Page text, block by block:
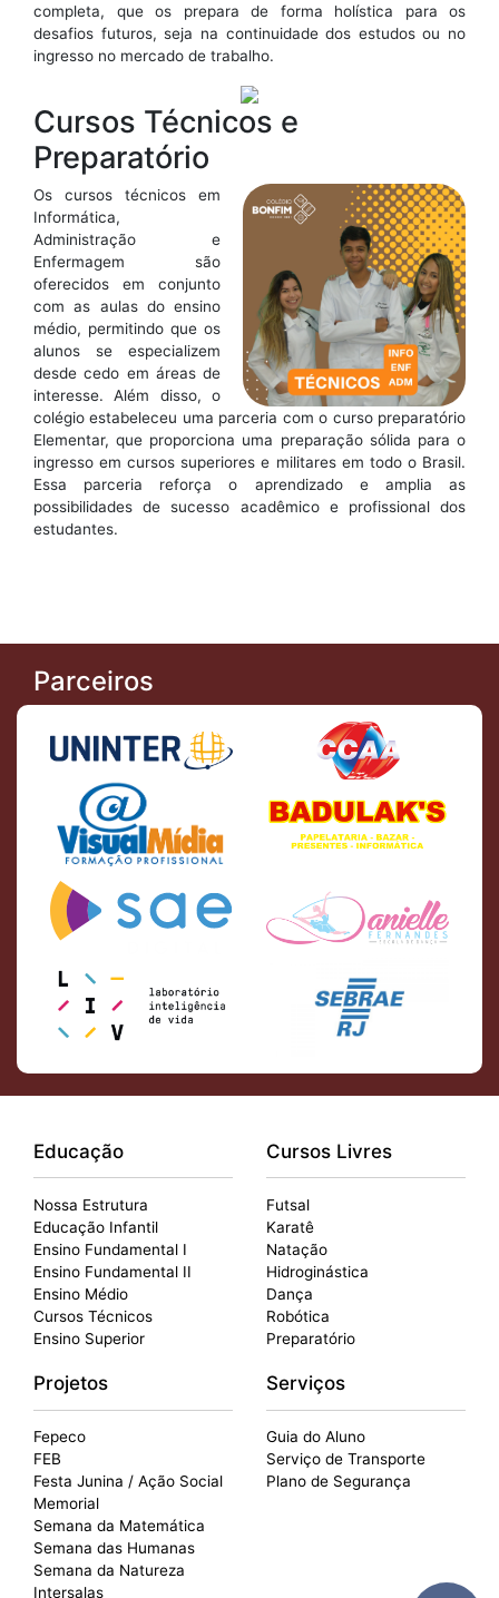
completa, que os prepara de forma holística para os
desafios futuros, seja na continuidade dos estudos ou no
ingresso no mercado de trabalho.
Cursos Técnicos e
Preparatório
Os cursos técnicos em
Informática,
Administração e
Enfermagem são
oferecidos em conjunto
com as aulas do ensino
médio, permitindo que os
alunos se especializem
desde cedo em áreas de
interesse. Além disso, o
colégio estabeleceu uma parceria com o curso preparatório
Elementar, que proporciona uma preparação sólida para o
ingresso em cursos superiores e militares em todo o Brasil.
Essa parceria reforça o aprendizado e amplia as
possibilidades de sucesso acadêmico e profissional dos
estudantes.
Parceiros
Educação
Nossa Estrutura
Educação Infantil
Ensino Fundamental I
Ensino Fundamental II
Ensino Médio
Cursos Técnicos
Ensino Superior
Cursos Livres
Futsal
Karatê
Natação
Hidroginástica
Dança
Robótica
Preparatório
Projetos
Fepeco
FEB
Festa Junina / Ação Social
Memorial
Semana da Matemática
Semana das Humanas
Semana da Natureza
Intersalas
Serviços
Guia do Aluno
Serviço de Transporte
Plano de Segurança